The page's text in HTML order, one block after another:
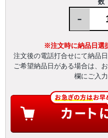
-
※注文時に納品日選
注文後の電話打合せにて納品
ご希望納品日がある場合は、
欄にご入力